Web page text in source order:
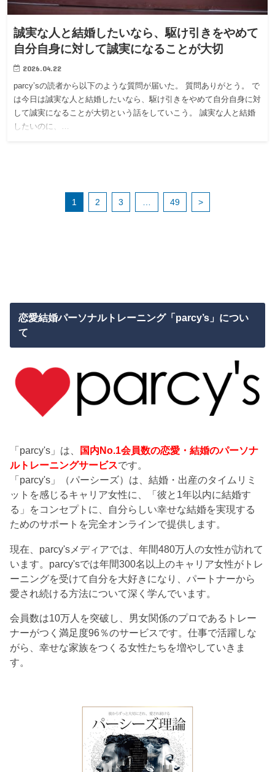
誠実な人と結婚したいなら、駆け引きをやめて
自分自身に対して誠実になることが大切
2026.04.22
parcy’sの読者から以下のような質問が届いた。 質問ありがとう。 で
は今日は誠実な人と結婚したいなら、駆け引きをやめて自分自身に対
して誠実になることが大切という話をしていこう。 誠実な人と結婚
したいのに、…
1 2 3 … 49 >
恋愛結婚パーソナルトレーニング「parcy’s」につい
て
「parcy's」は、
国内No.1会員数の恋愛・結婚のパーソナ
ルトレーニングサービスです。
「parcy's」（パーシーズ）は、結婚・出産のタイムリミ
ットを感じるキャリア女性に、「彼と1年以内に結婚す
る」をコンセプトに、自分らしい幸せな結婚を実現する
ためのサポートを完全オンラインで提供します。
現在、parcy'sメディアでは、年間480万人の女性が訪れて
います。parcy'sでは年間300名以上のキャリア女性がトレ
ーニングを受けて自分を大好きになり、パートナーから
愛され続ける方法について深く学んでいます。
会員数は10万人を突破し、男女関係のプロであるトレー
ナーがつく満足度96％のサービスです。仕事で活躍しな
がら、幸せな家族をつくる女性たちを増やしていきま
す。